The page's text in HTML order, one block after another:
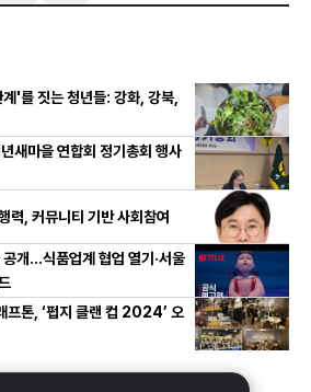
'를 짓는 청년들: 강화, 강북,
새마을 연합회 정기총회 행사
력, 커뮤니티 기반 사회참여
개…식품업계 협업 열기·서울
프톤, ‘펍지 클랜 컵 2024’ 오